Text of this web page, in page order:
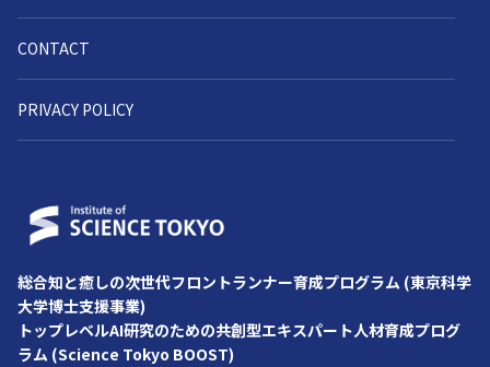
CONTACT
PRIVACY POLICY
総合知と癒しの次世代フロントランナー育成プログラム (東京科学
⼤学博⼠⽀援事業)
トップレベルAI研究のための共創型エキスパート人材育成プログ
ラム (Science Tokyo BOOST)